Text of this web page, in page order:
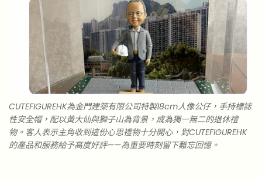
CUTEFIGUREHK為金門建築有限公司特製18cm人像公仔，手持標誌
性安全帽，配以黃大仙與獅子山為背景，成為獨一無二的退休禮
物。客人表示主角收到這份心思禮物十分開心，對CUTEFIGUREHK
的產品和服務給予高度好評——為重要時刻留下難忘回憶。